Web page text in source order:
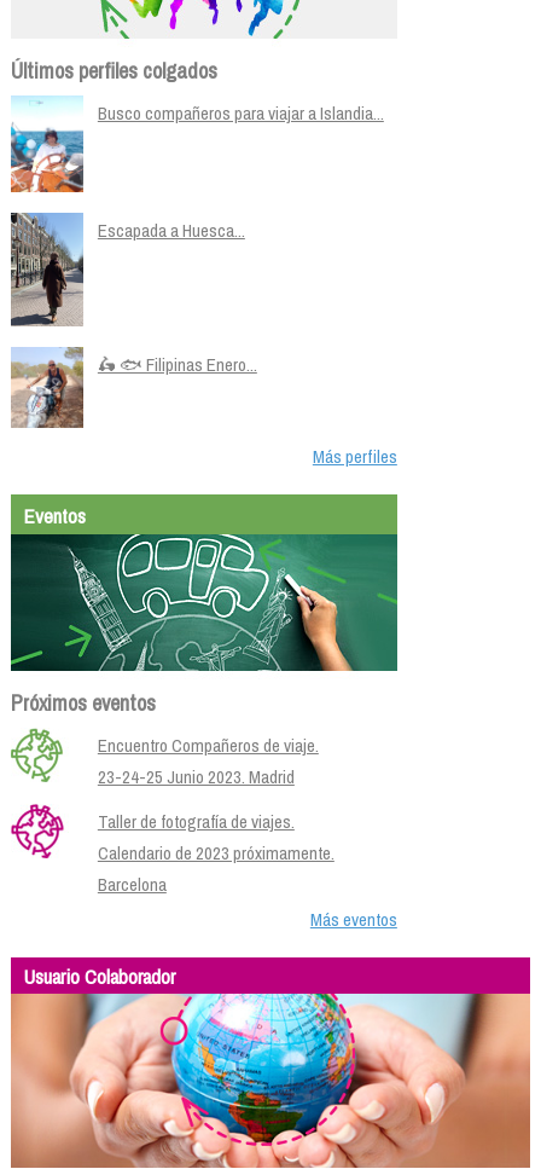
Últimos perfiles colgados
Busco compañeros para viajar a Islandia...
Escapada a Huesca...
🛵 🐟 Filipinas Enero...
Más perfiles
Eventos
Próximos eventos
Encuentro Compañeros de viaje.
23-24-25 Junio 2023. Madrid
Taller de fotografía de viajes.
Calendario de 2023 próximamente.
Barcelona
Más eventos
Usuario Colaborador